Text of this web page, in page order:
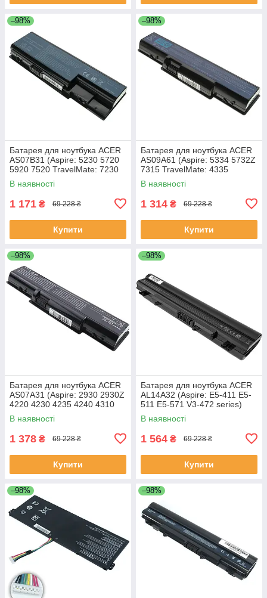
–98%
Батарея для ноутбука ACER
AS07B31 (Aspire: 5230 5720
5920 7520 TravelMate: 7230
7530 7730) 11.1V 4400mAh
Чорний
В наявності
1 171 ₴ 69 228 ₴
Купити
–98%
Батарея для ноутбука ACER
AS09A61 (Aspire: 5334 5732Z
7315 TravelMate: 4335
Gateway: ID56 ID58 NV52
NV53 NV54 NV56 NV58
В наявності
1 314 ₴ 69 228 ₴
Купити
–98%
Батарея для ноутбука ACER
AS07A31 (Aspire: 2930 2930Z
4220 4230 4235 4240 4310
5334 5732Z 7315) 11.1V
4400mAh Чорний
В наявності
1 378 ₴ 69 228 ₴
Купити
–98%
Батарея для ноутбука ACER
AL14A32 (Aspire: E5-411 E5-
511 E5-571 V3-472 series)
11.1V 4400mAh Чорний
В наявності
1 564 ₴ 69 228 ₴
Купити
–98% –98%